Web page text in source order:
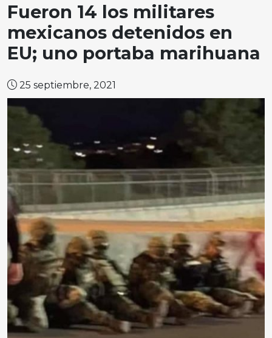
Fueron 14 los militares
mexicanos detenidos en
EU; uno portaba marihuana
25 septiembre, 2021